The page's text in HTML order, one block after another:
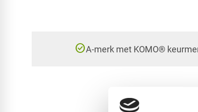
check_circleA-merk met KOMO®